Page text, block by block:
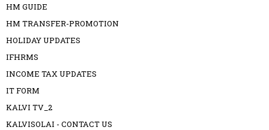
HM GUIDE
HM TRANSFER-PROMOTION
HOLIDAY UPDATES
IFHRMS
INCOME TAX UPDATES
IT FORM
KALVI TV_2
KALVISOLAI - CONTACT US